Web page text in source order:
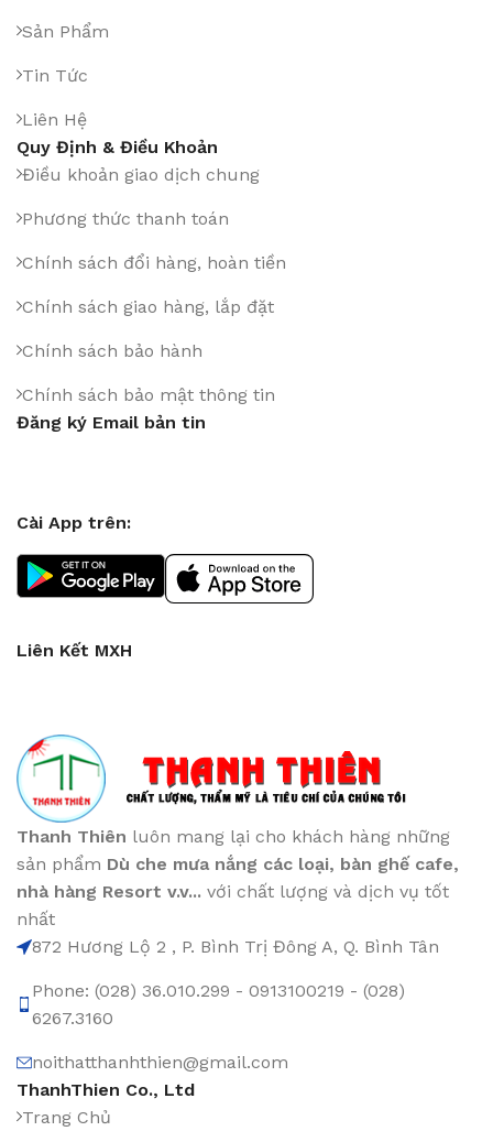
Sản Phẩm
Tin Tức
Liên Hệ
Quy Định & Điều Khoản
Điều khoản giao dịch chung
Phương thức thanh toán
Chính sách đổi hàng, hoàn tiền
Chính sách giao hàng, lắp đặt
Chính sách bảo hành
Chính sách bảo mật thông tin
Đăng ký Email bản tin
Cài App trên:
Liên Kết MXH
Thanh Thiên luôn mang lại cho khách hàng những
sản phẩm Dù che mưa nắng các loại, bàn ghế cafe,
nhà hàng Resort v.v... với chất lượng và dịch vụ tốt
nhất
872 Hương Lộ 2 , P. Bình Trị Đông A, Q. Bình Tân
Phone: (028) 36.010.299 - 0913100219 - (028)
6267.3160
noithatthanhthien@gmail.com
ThanhThien Co., Ltd
Trang Chủ